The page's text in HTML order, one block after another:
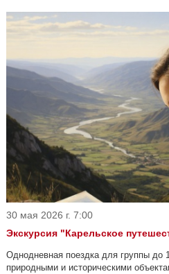
30 мая 2026 г. 7:00
Экскурсия "Карельское
Однодневная поездка для группы до
природными и историческими